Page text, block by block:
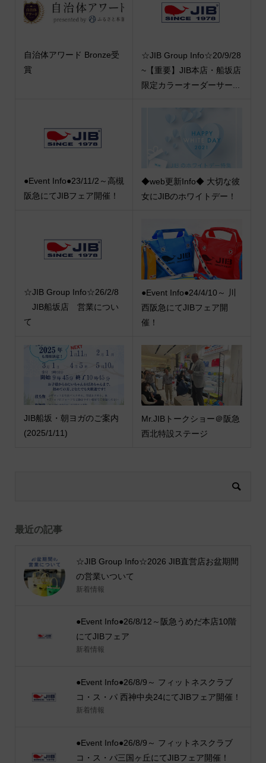
自治体アワード Bronze受
賞
☆JIB Group Info☆20/9/28
~【重要】JIB本店・船坂店
限定カラーオーダーサー...
●Event Info●23/11/2～高槻
阪急にてJIBフェア開催！
◆web更新Info◆ 大切な彼
女にJIBのホワイトデー！
☆JIB Group Info☆26/2/8
JIB船坂店 営業につい
て
●Event Info●24/4/10～ 川
西阪急にてJIBフェア開
催！
JIB船坂・朝ヨガのご案内
(2025/1/11)
Mr.JIBトークショー＠阪急
西北特設ステージ
最近の記事
☆JIB Group Info☆2026 JIB直営店お盆期間
の営業いついて
新着情報
●Event Info●26/8/12～阪急うめだ本店10階
にてJIBフェア
新着情報
●Event Info●26/8/9～ フィットネスクラブ
コ・ス・パ 西神中央24にてJIBフェア開催！
新着情報
●Event Info●26/8/9～ フィットネスクラブ
コ・ス・パ三国ヶ丘にてJIBフェア開催！